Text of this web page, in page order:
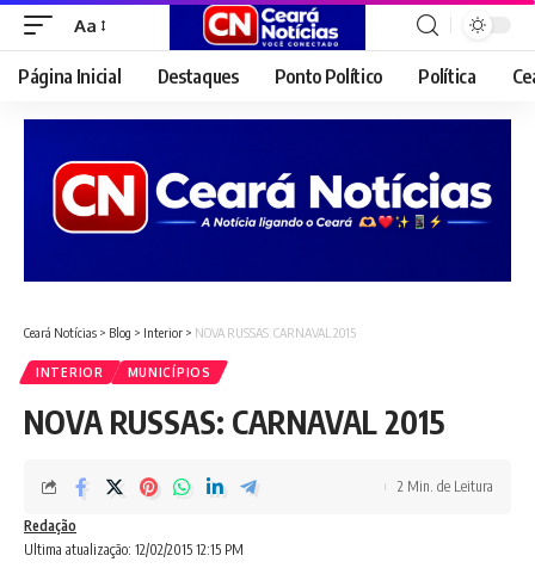
Font
Resizer
Aa
Página Inicial Destaques Ponto Político Política
Ceará Notícias > Blog > Interior > NOVA RUSSAS: CARNAVAL 2015
INTERIOR MUNICÍPIOS
NOVA RUSSAS: CARNAVAL 2015
Ultima atualização: 12/02/2015 12:15 PM
Redação
2 Min. de Leitura